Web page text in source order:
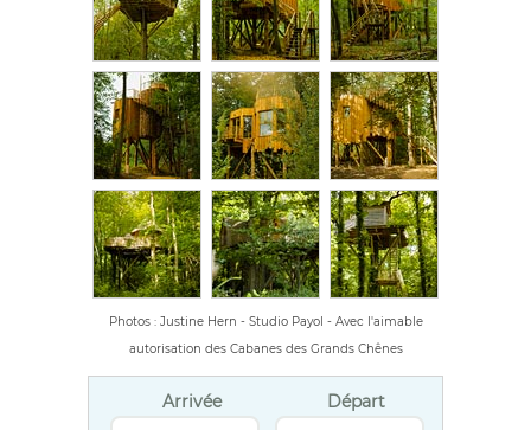
Photos : Justine Hern - Studio Payol - Avec l'aimable
autorisation des Cabanes des Grands Chênes
Arrivée Départ